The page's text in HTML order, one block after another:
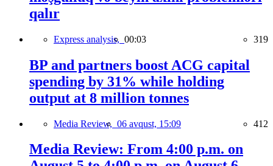
qalır
Express analysis, 00:03 319
BP and partners boost ACG capital
spending by 31% while holding
output at 8 million tonnes
Media Review, 06 avqust, 15:09 412
Media Review: From 4:00 p.m. on